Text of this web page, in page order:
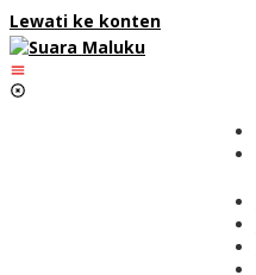
Lewati ke konten